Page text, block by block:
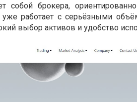
собой брокера,
работает с серьёзными
выбор активов и удобство